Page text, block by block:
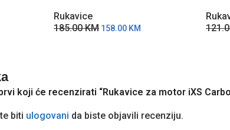
Rukavice
185.00KM 158.00 KM
koji će recenzirati “Rukavice za motor iXS
biti ulogovani da biste objavili recenziju.